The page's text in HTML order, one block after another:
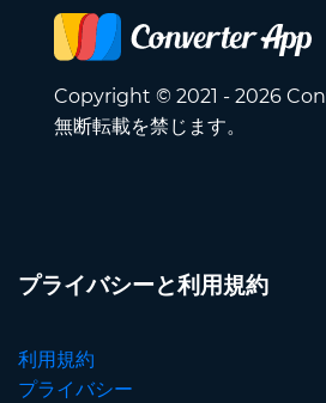
Copyright © 2021 - 2026
無断転載を禁じます。
プライバシーと利用規約
利用規約
プライバシー